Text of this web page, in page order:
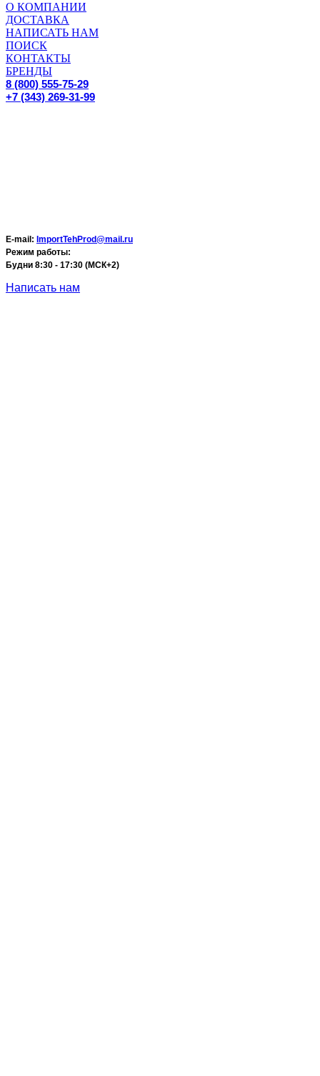
О КОМПАНИИ
ДОСТАВКА
НАПИСАТЬ НАМ
ПОИСК
КОНТАКТЫ
БРЕНДЫ
8 (800) 555-75-29
+7 (343) 269-31-99
E-mail: ImportTehProd@mail.ru
Режим работы:
Будни 8:30 - 17:30 (МСК+2)
Написать нам